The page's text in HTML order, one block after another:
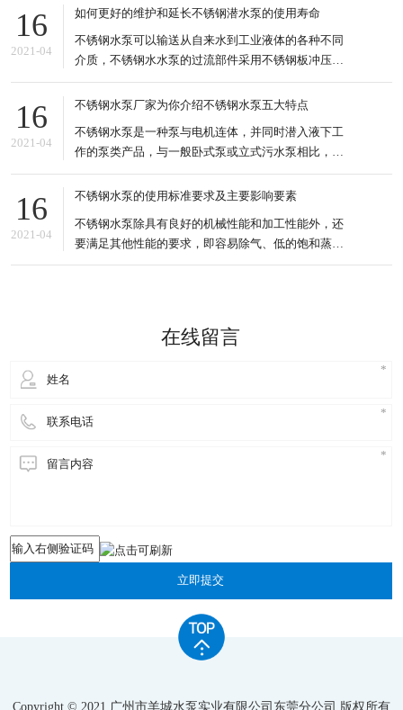
的活齿减速器有推杆活齿针轮减速机、变速传动轴承
速机、摆动活齿减速机等 套筒活齿传动的滚道式减速
器是一种新型的活
16
2021-04
如何更好的维护和延长不锈钢潜水泵的使用寿命
不锈钢水泵可以输送从自来水到工业液体的各种不同
介质，不锈钢水水泵的过流部件采用不锈钢板冲压工
艺，适应于不同温度、流量和压力范围，不锈钢水水
泵适用于无腐蚀性或轻腐蚀性液体，可输送液体较高
液体也很多，可以是污水、酸碱液、悬浮液、强腐蚀
性等多种不同的介质
16
2021-04
不锈钢水泵厂家为你介绍不锈钢水泵五大特点
不锈钢水泵是一种泵与电机连体，并同时潜入液下工
作的泵类产品，与一般卧式泵或立式污水泵相比，不
锈钢水泵明显具有以下5个方面的特点。 特点分析 1.
结构紧凑、占地面积小。水排污泵由于潜入液下工
房用来安装泵及机，可以节省大量的土地及基建费
用。 2.安装维修方
16
2021-04
不锈钢水泵的使用标准要求及主要影响要素
不锈钢水泵除具有良好的机械性能和加工性能外，还
要满足其他性能的要求，即容易除气、低的饱和蒸气
压、一定的化学稳定性、一定的纯度和清洁度、合适
类产品对环境的要求是在线留言
立即提交
Copyright © 2021 广州市羊城水泵实业有限公司东莞分公司 版权所有